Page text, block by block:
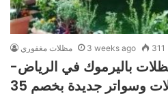
مظلات مغفوري 3 weeks ago 311
باليرموك في الرياض-